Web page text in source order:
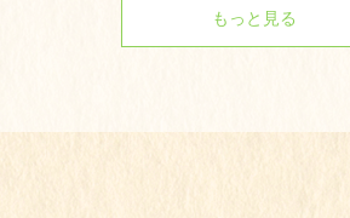
もっと見る